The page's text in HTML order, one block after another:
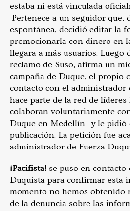
estaba ni está vinculada
Pertenece a un seguidor que,
espontánea, decidió editar la
promocionarla con dinero en
llegara a más usuarios. Luego
reclamo de Suso, afirma un
campaña de Duque, el propio
contacto con el administrador
hace parte de la red de líderes
colaboran voluntariamente
Duque en Medellín– y le
publicación. La petición fue
administrador de Fuerza
¡Pacifista! se puso en contacto
Duquista para confirmar esta
momento no hemos obtenido
de la denuncia sobre las